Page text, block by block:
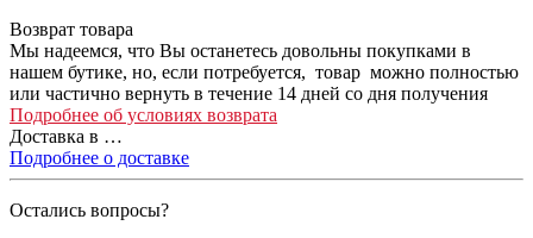
Возврат товара
Мы надеемся, что Вы останетесь довольны покупками в
нашем бутике, но, если потребуется, товар можно полностью
или частично вернуть в течение 14 дней со дня получения
Подробнее об условиях возврата
Доставка в …
Подробнее о доставке
Остались вопросы?